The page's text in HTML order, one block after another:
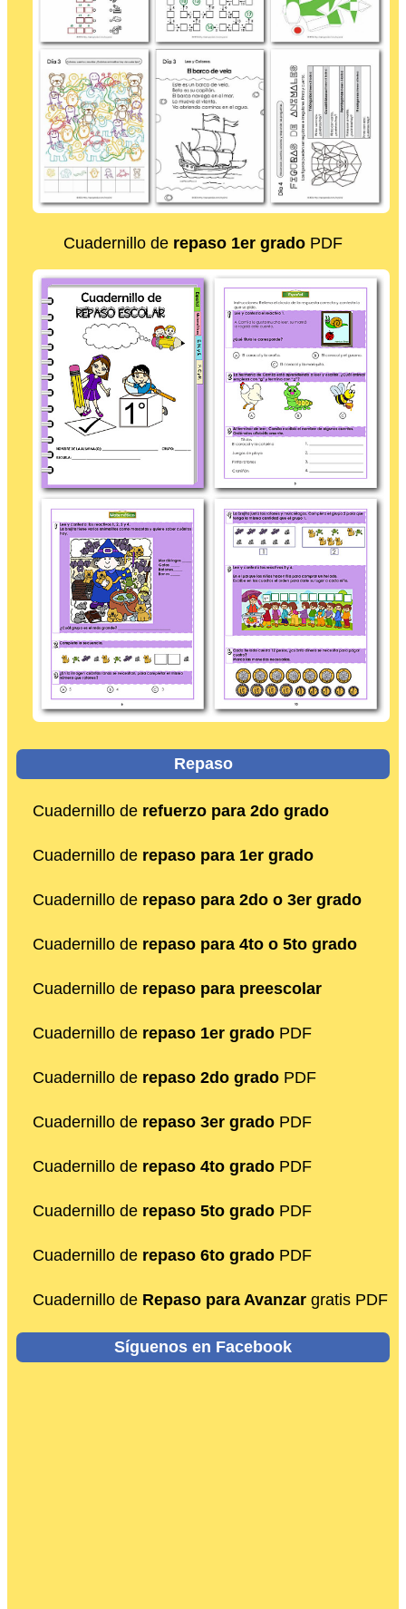
Cuadernillo de repaso 1er grado PDF
Repaso
Cuadernillo de refuerzo para 2do grado
Cuadernillo de repaso para 1er grado
Cuadernillo de repaso para 2do o 3er grado
Cuadernillo de repaso para 4to o 5to grado
Cuadernillo de repaso para preescolar
Cuadernillo de repaso 1er grado PDF
Cuadernillo de repaso 2do grado PDF
Cuadernillo de repaso 3er grado PDF
Cuadernillo de repaso 4to grado PDF
Cuadernillo de repaso 5to grado PDF
Cuadernillo de repaso 6to grado PDF
Cuadernillo de Repaso para Avanzar gratis PDF
Síguenos en Facebook